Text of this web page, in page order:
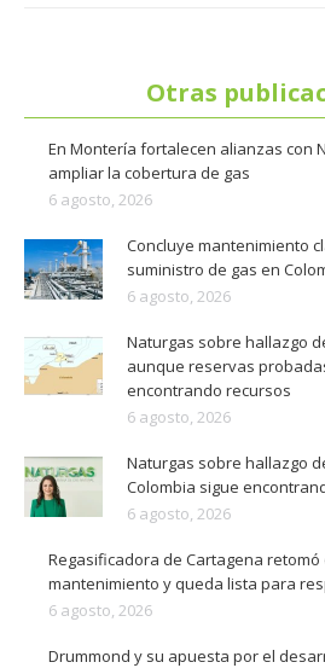
Otras
En Montería fortalecen alianzas con
ampliar la cobertura de gas
6 agosto, 2026
Concluye mantenimiento
suministro de gas en
6 agosto, 2026
Naturgas sobre hallazgo
aunque reservas
encontrando recursos
6 agosto, 2026
Naturgas sobre hallazgo
Colombia sigue
6 agosto, 2026
Regasificadora de Cartagena
mantenimiento y queda lista para
6 agosto, 2026
Drummond y su apuesta por el